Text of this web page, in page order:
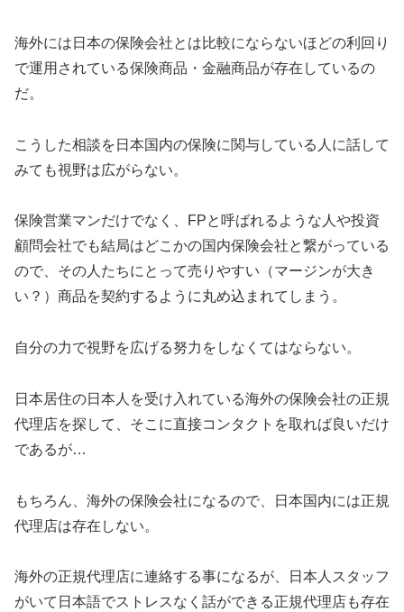
海外には日本の保険会社とは比較にならないほどの利回り
で運用されている保険商品・金融商品が存在しているの
だ。
こうした相談を日本国内の保険に関与している人に話して
みても視野は広がらない。
保険営業マンだけでなく、FPと呼ばれるような人や投資
顧問会社でも結局はどこかの国内保険会社と繋がっている
ので、その人たちにとって売りやすい（マージンが大き
い？）商品を契約するように丸め込まれてしまう。
自分の力で視野を広げる努力をしなくてはならない。
日本居住の日本人を受け入れている海外の保険会社の正規
代理店を探して、そこに直接コンタクトを取れば良いだけ
であるが…
もちろん、海外の保険会社になるので、日本国内には正規
代理店は存在しない。
海外の正規代理店に連絡する事になるが、日本人スタッフ
がいて日本語でストレスなく話ができる正規代理店も存在